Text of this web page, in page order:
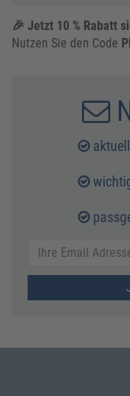
🎉 Jetzt 10 % Rabatt
Nutzen Sie den Code